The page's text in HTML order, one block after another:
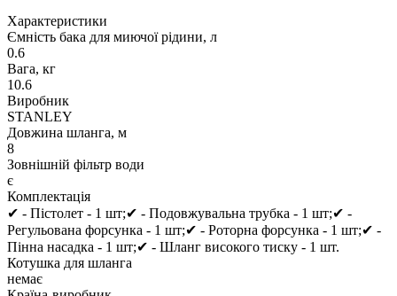
Характеристики
Ємність бака для миючої рідини, л
0.6
Вага, кг
10.6
Виробник
STANLEY
Довжина шланга, м
8
Зовнішній фільтр води
є
Комплектація
✔ - Пістолет - 1 шт;✔ - Подовжувальна трубка - 1 шт;✔ -
Регульована форсунка - 1 шт;✔ - Роторна форсунка - 1 шт;✔ -
Пінна насадка - 1 шт;✔ - Шланг високого тиску - 1 шт.
Котушка для шланга
немає